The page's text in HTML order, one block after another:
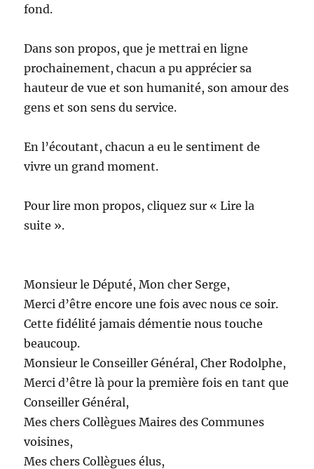
fond.
Dans son propos, que je mettrai en ligne
prochainement, chacun a pu apprécier sa
hauteur de vue et son humanité, son amour des
gens et son sens du service.
En l’écoutant, chacun a eu le sentiment de
vivre un grand moment.
Pour lire mon propos, cliquez sur « Lire la
suite ».
Monsieur le Député, Mon cher Serge,
Merci d’être encore une fois avec nous ce soir.
Cette fidélité jamais démentie nous touche
beaucoup.
Monsieur le Conseiller Général, Cher Rodolphe,
Merci d’être là pour la première fois en tant que
Conseiller Général,
Mes chers Collègues Maires des Communes
voisines,
Mes chers Collègues élus,